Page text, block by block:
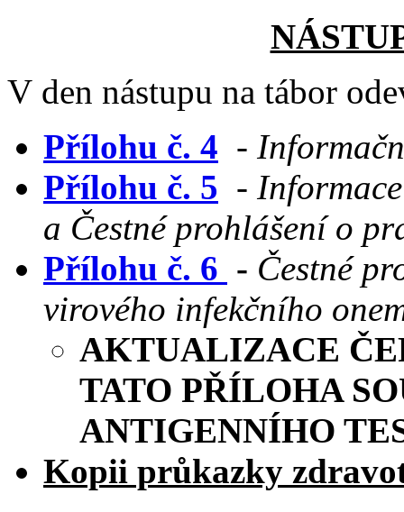
V den nástupu na tábor
Přílohu č. 4 -
Přílohu č. 5 -
a Čestné prohlášení o
Přílohu č. 6 - Čestné
virového infekčního
AKTUALIZACE
TATO PŘÍLOHA
ANTIGENNÍHO
Kopii průkazky